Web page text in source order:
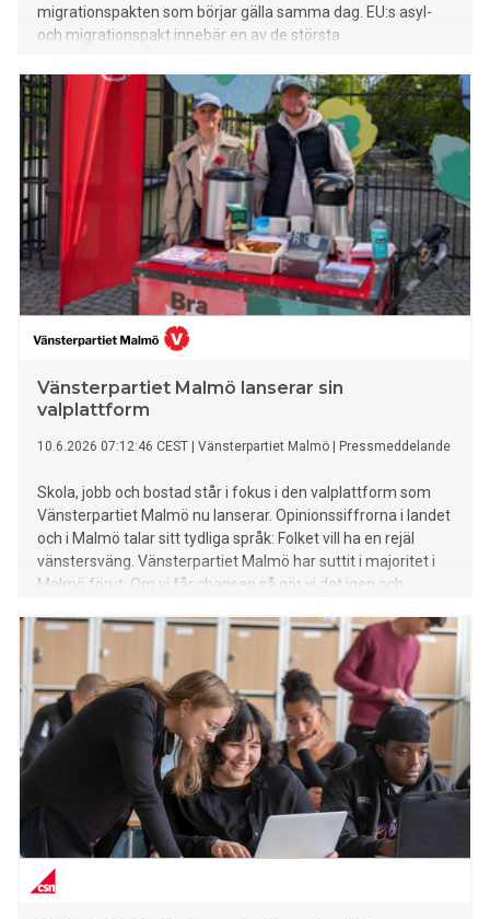
migrationspakten som börjar gälla samma dag. EU:s asyl-
och migrationspakt innebär en av de största
modern tid. – Vi vill uppmärksamma ministern på
situationen på Medelhavet och uppmana Johan Forssell att
ta ansvar för en migrationspolitik som värnar asylrätten,
säger Jenny Nguyen, senior jurist på Civil Rights Defenders.
Det kommer finnas möjlighet att intervjua Civil Rights
Defenders om pakten och vår kritik i samband med
manifestationen på Mynttorget i Stockholm den 12 juni
klockan 09.30–ca 14.00.
Vänsterpartiet Malmö lanserar sin
valplattform
10.6.2026 07:12:46 CEST Vänsterpartiet Malmö Pressmeddelande
Skola, jobb och bostad står i fokus i den valplattform som
Vänsterpartiet Malmö nu lanserar. Opinionssiffrorna i landet
och i Malmö talar sitt tydliga språk: Folket vill ha en rejäl
vänstersväng. Vänsterpartiet Malmö har suttit i majoritet i
Malmö förut. Om vi får chansen så gör vi det igen och
vänsterpolitik.